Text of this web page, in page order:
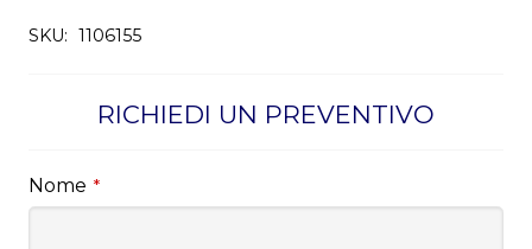
SKU: 1106155
RICHIEDI UN PREVENTIVO
Nome *